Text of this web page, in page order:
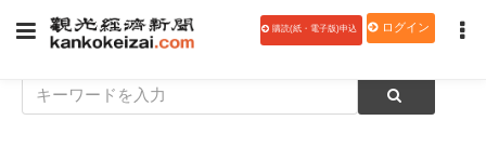
購読(紙・電子版)申込 ログイン